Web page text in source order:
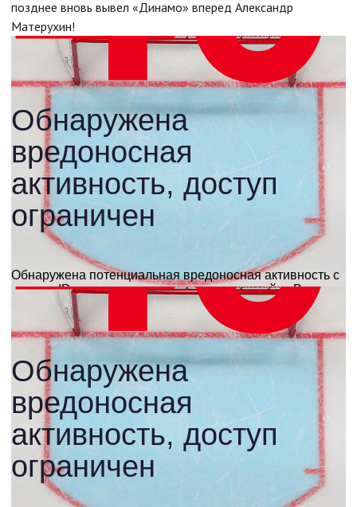
позднее вновь вывел «Динамо» вперед Александр
Матерухин!